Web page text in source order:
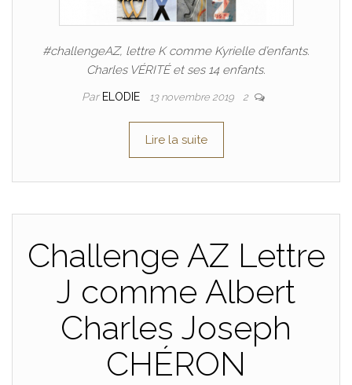
#challengeAZ, lettre K comme Kyrielle d’enfants.
Charles VÉRITÉ et ses 14 enfants.
Par ELODIE 13 novembre 2019 2
Lire la suite
Challenge AZ Lettre
J comme Albert
Charles Joseph
CHÉRON